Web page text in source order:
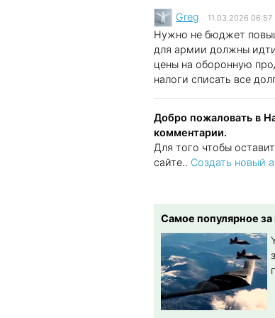
Greg 11.03.2026 06:57
Нужно не бюджет
для армии должны
цены на оборонную
налоги списать все
Добро пожаловать в
комментарии.
Для того чтобы
сайте.. Создать новый
Самое популярное